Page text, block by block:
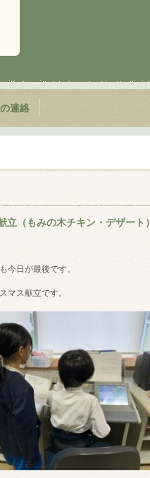
連絡
立（もみの木チキン・デザート）
今日が最後です。
マス献立です。